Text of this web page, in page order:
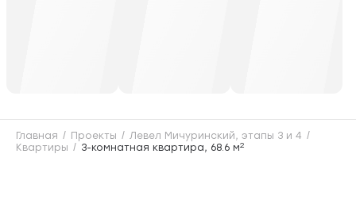
Главная Проекты
Левел Мичуринский, этапы 3 и 4
Квартиры
3-комнатная квартира, 68.6 м2